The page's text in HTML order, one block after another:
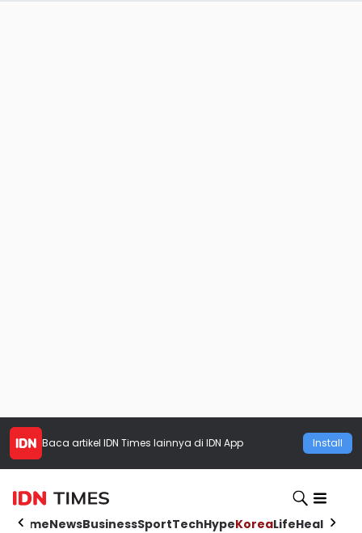
Baca artikel IDN Times lainnya di IDN App Install
HomeNewsBusinessSportTechHypeKoreaLifeHealth